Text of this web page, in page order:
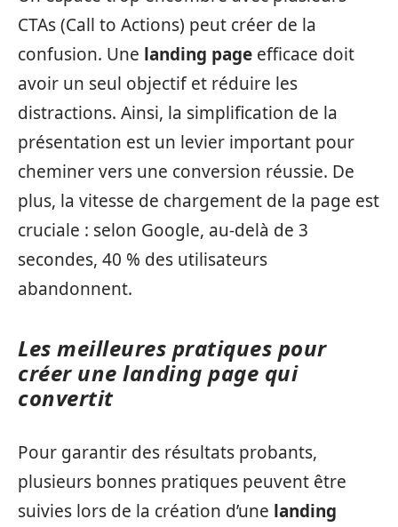
CTAs (Call to Actions) peut créer de la
confusion. Une landing page efficace doit
avoir un seul objectif et réduire les
distractions. Ainsi, la simplification de la
présentation est un levier important pour
cheminer vers une conversion réussie. De
plus, la vitesse de chargement de la page est
cruciale : selon Google, au-delà de 3
secondes, 40 % des utilisateurs
abandonnent.
Les meilleures pratiques pour
créer une landing page qui
convertit
Pour garantir des résultats probants,
plusieurs bonnes pratiques peuvent être
suivies lors de la création d’une landing